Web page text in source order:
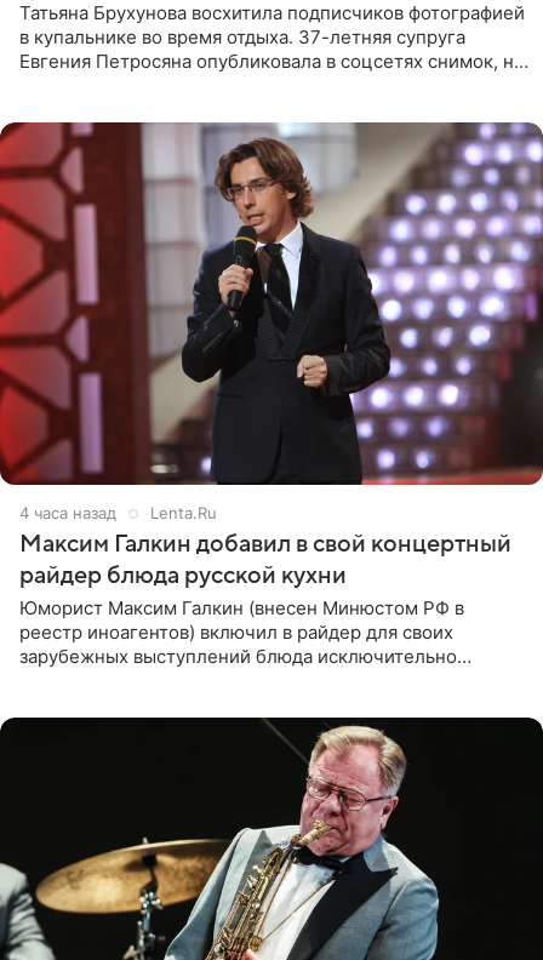
Татьяна Брухунова восхитила подписчиков фотографией
в купальнике во время отдыха. 37-летняя супруга
Евгения Петросяна опубликовала в соцсетях снимок, на
4 часа назад Lenta.Ru
Максим Галкин добавил в свой концертный
райдер блюда русской кухни
Юморист Максим Галкин (внесен Минюстом РФ в
реестр иноагентов) включил в райдер для своих
зарубежных выступлений блюда исключительно